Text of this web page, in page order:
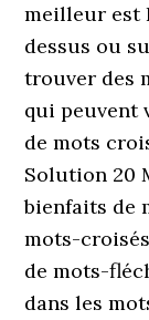
meilleur est
dessus ou
trouver des
qui peuvent
de mots
Solution 20
bienfaits de
mots-
de mots-
dans les